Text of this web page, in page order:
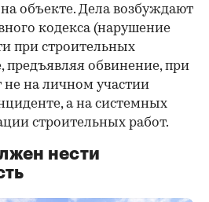
объекте. Дела возбуждают
кодекса (нарушение
при строительных
предъявляя обвинение, при
не на личном участии
а на системных
строительных работ.
нести